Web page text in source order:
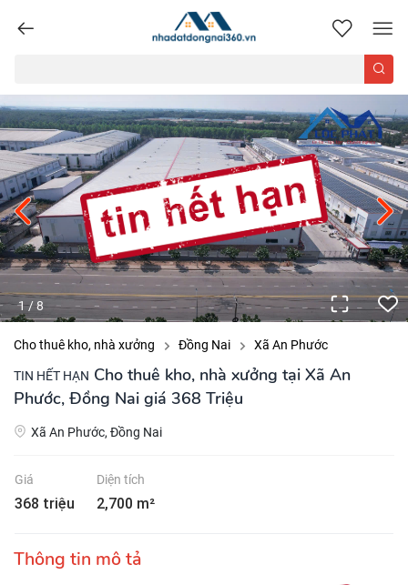
nhadatdongnai360.vn
1/8
Cho thuê kho, nhà xưởng Đồng Nai Xã An Phước
TIN HẾT HẠN Cho thuê kho, nhà xưởng tại Xã An
Phước, Đồng Nai giá 368 Triệu
Xã An Phước, Đồng Nai
Giá
368 triệu
Diện tích
2,700 m²
Thông tin mô tả